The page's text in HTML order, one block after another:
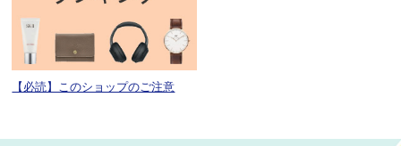
【必読】このショップのご注意